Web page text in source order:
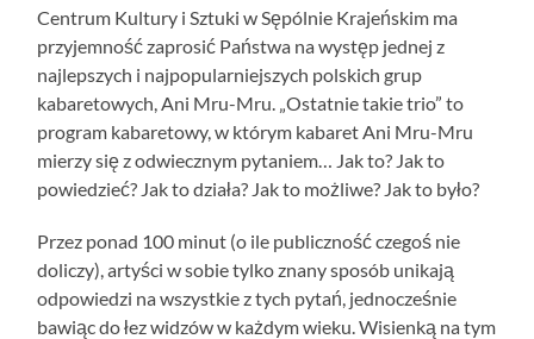
Centrum Kultury i Sztuki w Sępólnie Krajeńskim ma
przyjemność zaprosić Państwa na występ jednej z
najlepszych i najpopularniejszych polskich grup
kabaretowych, Ani Mru-Mru. „Ostatnie takie trio” to
program kabaretowy, w którym kabaret Ani Mru-Mru
mierzy się z odwiecznym pytaniem… Jak to? Jak to
powiedzieć? Jak to działa? Jak to możliwe? Jak to było?
Przez ponad 100 minut (o ile publiczność czegoś nie
doliczy), artyści w sobie tylko znany sposób unikają
odpowiedzi na wszystkie z tych pytań, jednocześnie
bawiąc do łez widzów w każdym wieku. Wisienką na tym